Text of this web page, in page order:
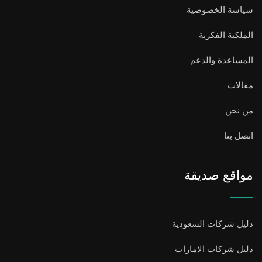
سياسة الخصوصية
الملكية الفكرية
المساعدة والدعم
مقالات
من نحن
اتصل بنا
مواقع صديقة
دليل شركات السعودية
دليل شركات الامارات